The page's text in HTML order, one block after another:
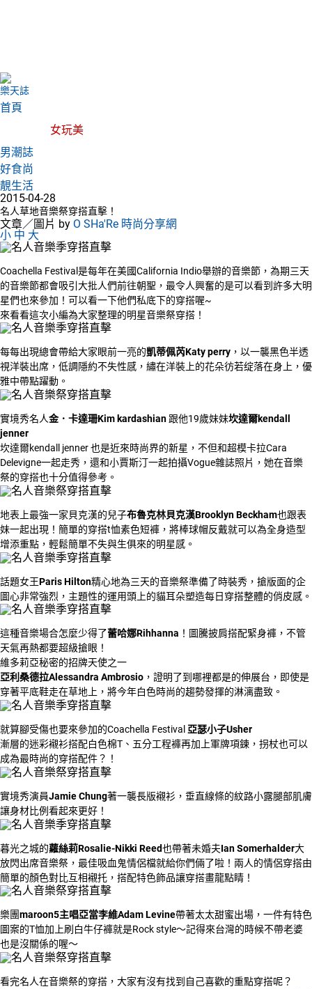
樂天誌
首頁
女玩美
男潮誌
好食尚
靚生活
2015-04-28
名人草地音樂祭穿搭直擊！
文章／圖片 by O SHa'Re 時尚分享網
小 中 大
Coachella Festival是每年在美國California Indio舉辦的音樂節，為期三天
的音樂節都會吸引大批人們前往朝聖，最令人興奮的是可以看到許多大明
星們也來參加！可以看一下他們私底下的穿搭喔~
來看看這次小編為大家整理的明星音樂祭穿搭！
每每出現總會帶給大家眼前一亮的凱蒂佩芮Katy perry ，以一襲黑色半透
視洋裝出席，低調隱約不失性感，繡在洋裝上的花朵彷若绽落在身上，優
雅中帶點躍動。
實境秀名人金．卡達珊Kim kardashian 跟他19歲妹妹坎達爾kendall
jenner
坎達爾kendall jenner 也是近來時尚界的新星，不但和超模卡拉Cara
Delevigne一起走秀，還和小賈斯汀一起拍攝Vogue雜誌照片，她在音樂
祭的穿搭也十分值得參考。
地表上最強一家貝克漢的兒子布魯克林貝克漢Brooklyn Beckham也跟表
妹一起出現！簡單的穿搭t恤素色短褲，將棒球帽反戴就可以為全身造型
增添重點，輕鬆簡單不失與生俱來的明星感。
話題女王Paris Hilton精心地為三天的音樂祭準備了時裝秀，搶版面的企
圖心非常強烈，主題性的運用頭上的貓耳朵塑造每日穿搭整體的俏皮感。
這種音樂場合怎麼少得了蕾哈娜Rihhanna ！圖騰披肩搭配緊身褲，不管
天氣再熱都要超級搶眼！
維多莉亞秘密的招牌天使之一
亞利桑德拉Alessandra Ambrosio ，證明了到哪裡都是的伸展台，即使是
穿著平底鞋走在草地上，將今年白色時尚的趨勢發揮的淋漓盡致。
就算腳受傷也要來參加的Coachella Festival 亞瑟小子Usher
漸層的迷彩襯衫搭配白色棉T、五分工程褲再加上軍牌項鍊，拐杖也可以
成為最時尚的穿搭配件？！
實境秀演員Jamie Chung著一襲長版襯衫，垂直線條的紋路小露腿部肌膚
讓身材比例看起來更好！
暮光之城的蘿絲莉Rosalie-Nikki Reed也帶著未婚夫Ian Somerhalder大
放閃出席音樂祭，最佳吸血鬼情侶檔就給你們倆了啦！兩人的情侶穿搭由
簡單的顏色對比互相襯托，搭配特色飾品讓穿搭畫龍點睛！
樂團maroon5主唱亞當李維Adam Levine帶著太太甜蜜出場，一件有特色
圖案的T恤加上刷白牛仔褲就是Rock style～記得來台灣的時候不帶老婆
也是沒關係的喔～
看完名人在音樂祭的穿搭，大家有沒有找到自己喜歡的重點穿搭呢？